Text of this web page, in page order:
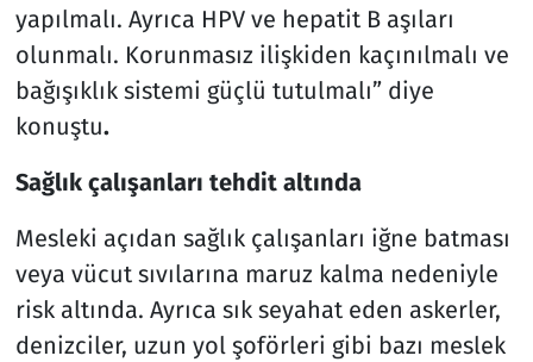
yapılmalı. Ayrıca HPV ve hepatit B aşıları
olunmalı. Korunmasız ilişkiden kaçınılmalı ve
bağışıklık sistemi güçlü tutulmalı” diye
konuştu.
Sağlık çalışanları tehdit altında
Mesleki açıdan sağlık çalışanları iğne batması
veya vücut sıvılarına maruz kalma nedeniyle
risk altında. Ayrıca sık seyahat eden askerler,
denizciler, uzun yol şoförleri gibi bazı meslek